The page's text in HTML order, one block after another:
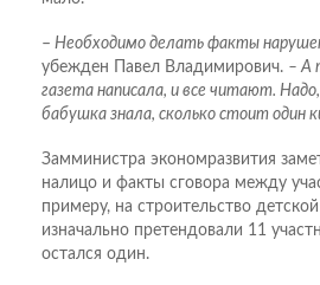
– Необходимо делать факты
убежден Павел Владимирович. – А
газета написала, и все читают.
бабушка знала, сколько стоит один
Замминистра экономразвития
налицо и факты сговора между
примеру, на строительство
изначально претендовали 11
остался один.